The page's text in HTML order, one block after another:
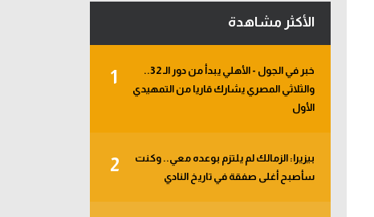
الأكثر مشاهدة
1
خبر في الجول - الأهلي يبدأ من دور الـ 32..
والثلاثي المصري يشارك قاريا من التمهيدي
الأول
2
بيزيرا: الزمالك لم يلتزم بوعده معي.. وكنت
سأصبح أغلى صفقة في تاريخ النادي